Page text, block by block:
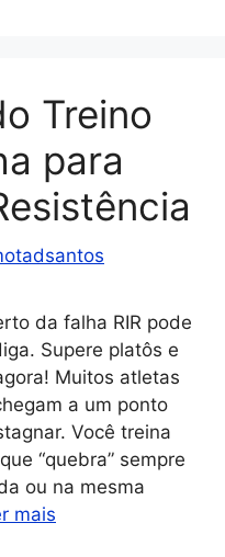
Treino
para
da falha RIR pode
Supere platôs e
Muitos atletas
a um ponto
Você treina
“quebra” sempre
ou na mesma
mais